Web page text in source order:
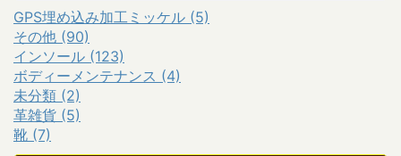
GPS埋め込み加工ミッケル (5)
その他 (90)
インソール (123)
ボディーメンテナンス (4)
未分類 (2)
革雑貨 (5)
靴 (7)